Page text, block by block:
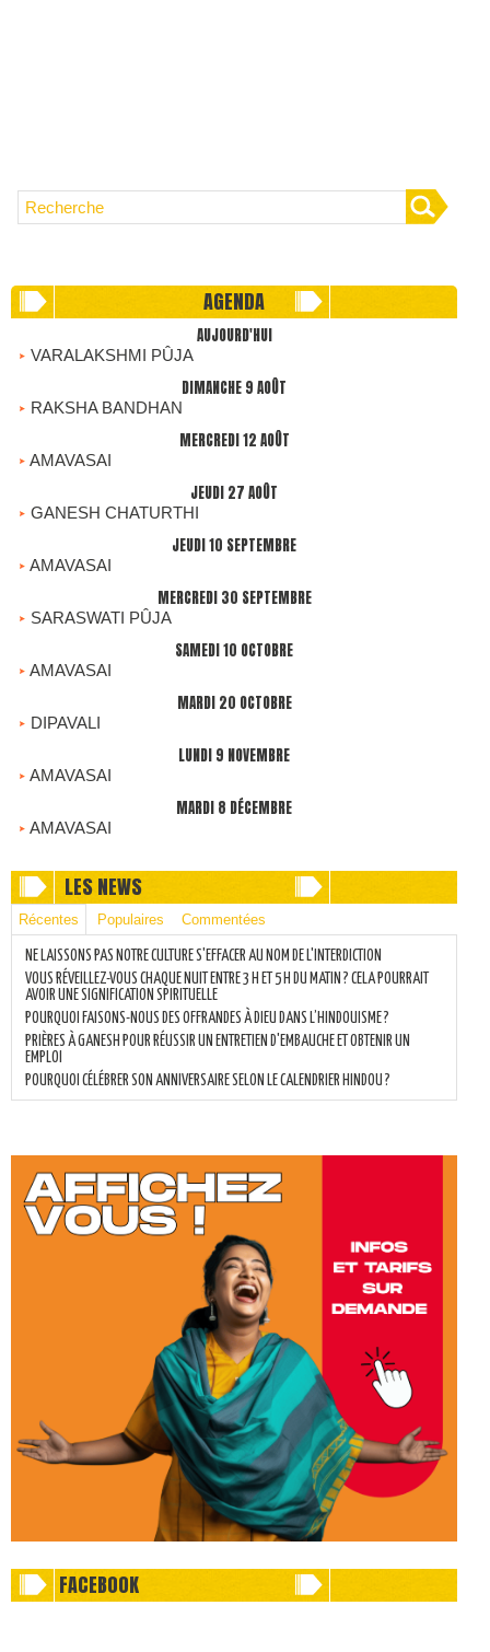
AGENDA
AUJOURD'HUI
VARALAKSHMI PÛJA
DIMANCHE 9 AOÛT
RAKSHA BANDHAN
MERCREDI 12 AOÛT
AMAVASAI
JEUDI 27 AOÛT
GANESH CHATURTHI
JEUDI 10 SEPTEMBRE
AMAVASAI
MERCREDI 30 SEPTEMBRE
SARASWATI PÛJA
SAMEDI 10 OCTOBRE
AMAVASAI
MARDI 20 OCTOBRE
DIPAVALI
LUNDI 9 NOVEMBRE
AMAVASAI
MARDI 8 DÉCEMBRE
AMAVASAI
LES NEWS
Récentes Populaires Commentées
NE LAISSONS PAS NOTRE CULTURE S'EFFACER AU NOM DE L'INTERDICTION
VOUS RÉVEILLEZ-VOUS CHAQUE NUIT ENTRE 3 H ET 5 H DU MATIN ? CELA POURRAIT
AVOIR UNE SIGNIFICATION SPIRITUELLE
POURQUOI FAISONS-NOUS DES OFFRANDES À DIEU DANS L’HINDOUISME ?
PRIÈRES À GANESH POUR RÉUSSIR UN ENTRETIEN D'EMBAUCHE ET OBTENIR UN
EMPLOI
POURQUOI CÉLÉBRER SON ANNIVERSAIRE SELON LE CALENDRIER HINDOU ?
FACEBOOK